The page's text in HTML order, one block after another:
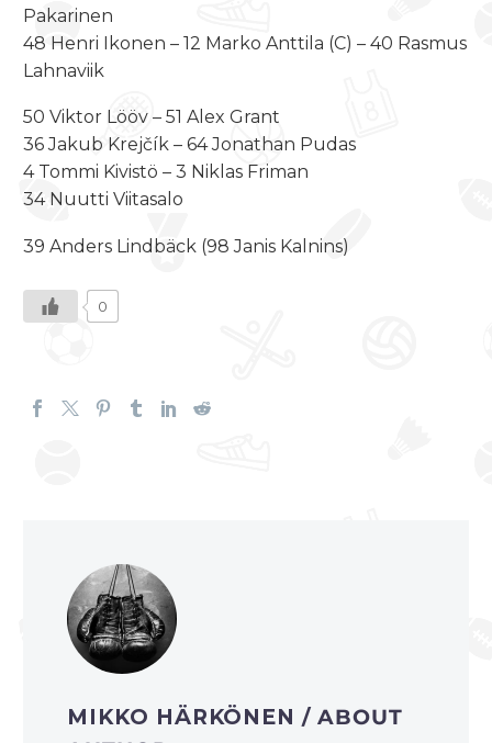
Pakarinen
48 Henri Ikonen – 12 Marko Anttila (C) – 40 Rasmus
Lahnaviik
50 Viktor Lööv – 51 Alex Grant
36 Jakub Krejčík – 64 Jonathan Pudas
4 Tommi Kivistö – 3 Niklas Friman
34 Nuutti Viitasalo
39 Anders Lindbäck (98 Janis Kalnins)
0
MIKKO HÄRKÖNEN/ ABOUT